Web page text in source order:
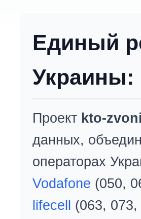
Единый
Украины:
Проект kto-
данных,
операторах
Vodafone (050,
lifecell
(063,